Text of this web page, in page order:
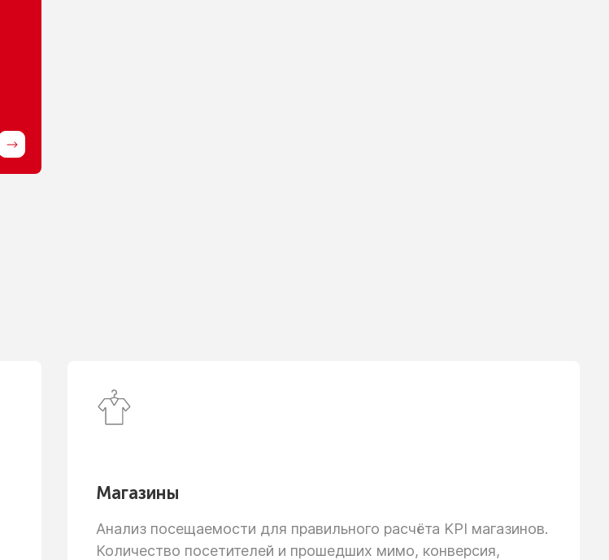
Магазины
Анализ посещаемости для правильного расчёта KPI магазинов.
Количество посетителей и прошедших мимо, конверсия,